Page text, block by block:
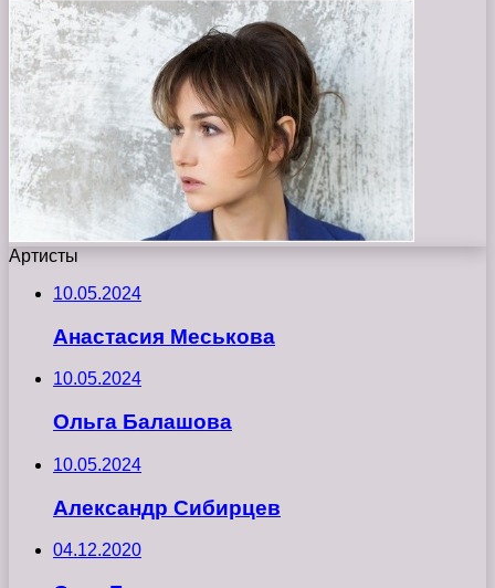
Артисты
10.05.2024
Анастасия Меськова
10.05.2024
Ольга Балашова
10.05.2024
Александр Сибирцев
04.12.2020